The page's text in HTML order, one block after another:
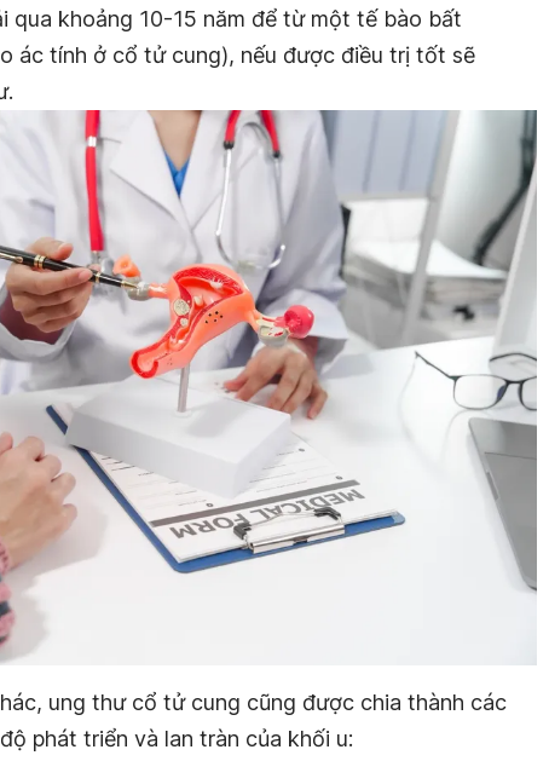
qua khoảng 10-15 năm để từ một tế bào bất
ác tính ở cổ tử cung), nếu được điều trị tốt sẽ
ung thư cổ tử cung cũng được chia thành các
phát triển và lan tràn của khối u: